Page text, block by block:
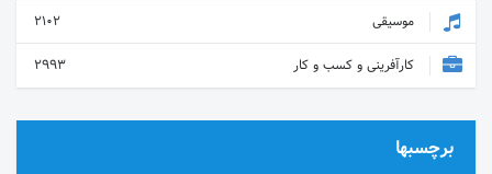
موسیقی
2102
کارآفرینی و کسب و کار
2993
برچسبها